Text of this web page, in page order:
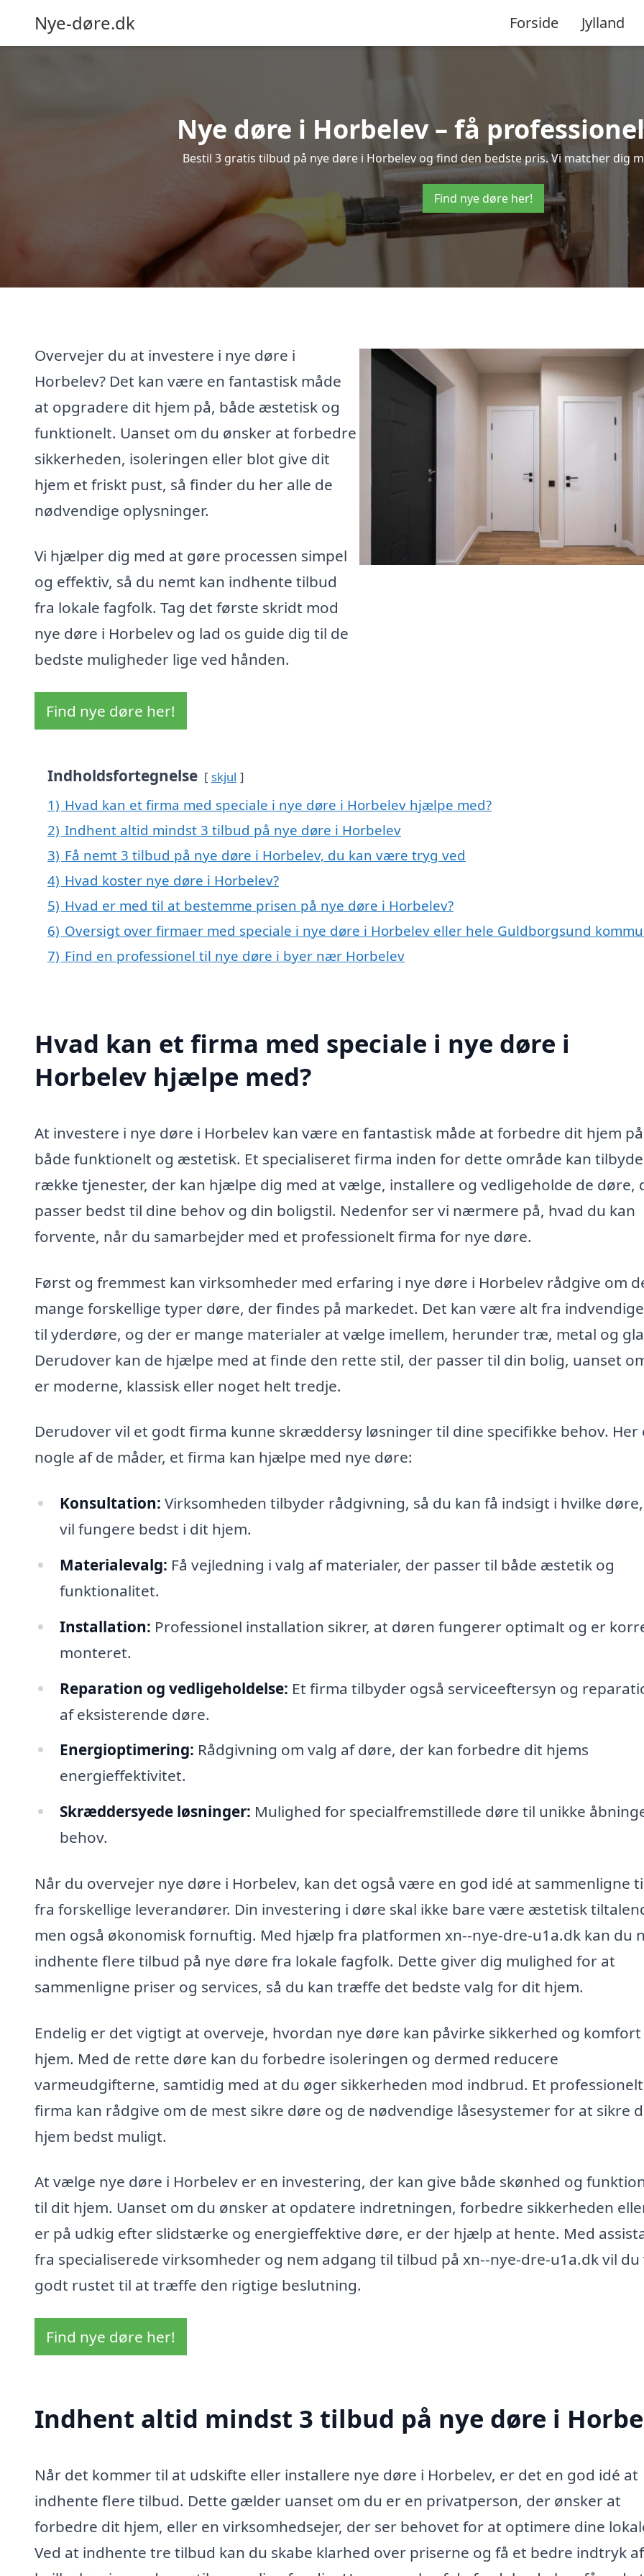
Nye-døre.dk Forside Jylland
Nye døre i Horbelev – få
Bestil 3 gratis tilbud på nye døre i Horbelev og find den bedste pris. Vi matcher dig
Find nye døre her!
Overvejer du at investere i nye døre i
Horbelev? Det kan være en fantastisk måde
at opgradere dit hjem på, både æstetisk og
funktionelt. Uanset om du ønsker at forbedre
sikkerheden, isoleringen eller blot give dit
hjem et friskt pust, så finder du her alle de
nødvendige oplysninger.
Vi hjælper dig med at gøre processen simpel
og effektiv, så du nemt kan indhente tilbud
fra lokale fagfolk. Tag det første skridt mod
nye døre i Horbelev og lad os guide dig til de
bedste muligheder lige ved hånden.
Find nye døre her!
Indholdsfortegnelse skjul
1) Hvad kan et firma med speciale i nye døre i Horbelev hjælpe med?
2) Indhent altid mindst 3 tilbud på nye døre i Horbelev
3) Få nemt 3 tilbud på nye døre i Horbelev, du kan være tryg ved
4) Hvad koster nye døre i Horbelev?
5) Hvad er med til at bestemme prisen på nye døre i Horbelev?
6) Oversigt over firmaer med speciale i nye døre i Horbelev eller hele Guldborgsund
7) Find en professionel til nye døre i byer nær Horbelev
Hvad kan et firma med speciale i nye døre i
Horbelev hjælpe med?
At investere i nye døre i Horbelev kan være en fantastisk måde at forbedre dit hjem
både funktionelt og æstetisk. Et specialiseret firma inden for dette område kan
række tjenester, der kan hjælpe dig med at vælge, installere og vedligeholde de døre,
passer bedst til dine behov og din boligstil. Nedenfor ser vi nærmere på, hvad du kan
forvente, når du samarbejder med et professionelt firma for nye døre.
Først og fremmest kan virksomheder med erfaring i nye døre i Horbelev rådgive om
mange forskellige typer døre, der findes på markedet. Det kan være alt fra
til yderdøre, og der er mange materialer at vælge imellem, herunder træ, metal og
Derudover kan de hjælpe med at finde den rette stil, der passer til din bolig, uanset
er moderne, klassisk eller noget helt tredje.
Derudover vil et godt firma kunne skræddersy løsninger til dine specifikke behov. Her
nogle af de måder, et firma kan hjælpe med nye døre:
Konsultation: Virksomheden tilbyder rådgivning, så du kan få indsigt i hvilke
vil fungere bedst i dit hjem.
Materialevalg: Få vejledning i valg af materialer, der passer til både æstetik og
funktionalitet.
Installation: Professionel installation sikrer, at døren fungerer optimalt og er
monteret.
Reparation og vedligeholdelse: Et firma tilbyder også serviceeftersyn og
af eksisterende døre.
Energioptimering: Rådgivning om valg af døre, der kan forbedre dit hjems
energieffektivitet.
Skræddersyede løsninger: Mulighed for specialfremstillede døre til unikke
behov.
Når du overvejer nye døre i Horbelev, kan det også være en god idé at sammenligne
fra forskellige leverandører. Din investering i døre skal ikke bare være æstetisk
men også økonomisk fornuftig. Med hjælp fra platformen xn--nye-dre-u1a.dk kan du
indhente flere tilbud på nye døre fra lokale fagfolk. Dette giver dig mulighed for at
sammenligne priser og services, så du kan træffe det bedste valg for dit hjem.
Endelig er det vigtigt at overveje, hvordan nye døre kan påvirke sikkerhed og
hjem. Med de rette døre kan du forbedre isoleringen og dermed reducere
varmeudgifterne, samtidig med at du øger sikkerheden mod indbrud. Et professionelt
firma kan rådgive om de mest sikre døre og de nødvendige låsesystemer for at sikre
hjem bedst muligt.
At vælge nye døre i Horbelev er en investering, der kan give både skønhed og
til dit hjem. Uanset om du ønsker at opdatere indretningen, forbedre sikkerheden
er på udkig efter slidstærke og energieffektive døre, er der hjælp at hente. Med
fra specialiserede virksomheder og nem adgang til tilbud på xn--nye-dre-u1a.dk vil
godt rustet til at træffe den rigtige beslutning.
Find nye døre her!
Indhent altid mindst 3 tilbud på nye døre i
Når det kommer til at udskifte eller installere nye døre i Horbelev, er det en god idé at
indhente flere tilbud. Dette gælder uanset om du er en privatperson, der ønsker at
forbedre dit hjem, eller en virksomhedsejer, der ser behovet for at optimere dine
Ved at indhente tre tilbud kan du skabe klarhed over priserne og få et bedre indtryk